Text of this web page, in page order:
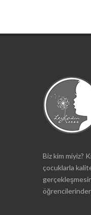
Biz kim miyiz?
çocuklarla